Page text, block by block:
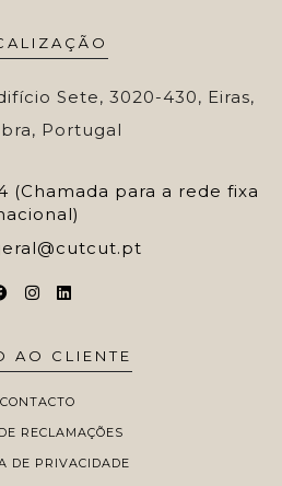
Sete, 3020-430, Eiras,
Portugal
(Chamada para a rede fixa
AO CLIENTE
CONTACTO
RECLAMAÇÕES
DE PRIVACIDADE